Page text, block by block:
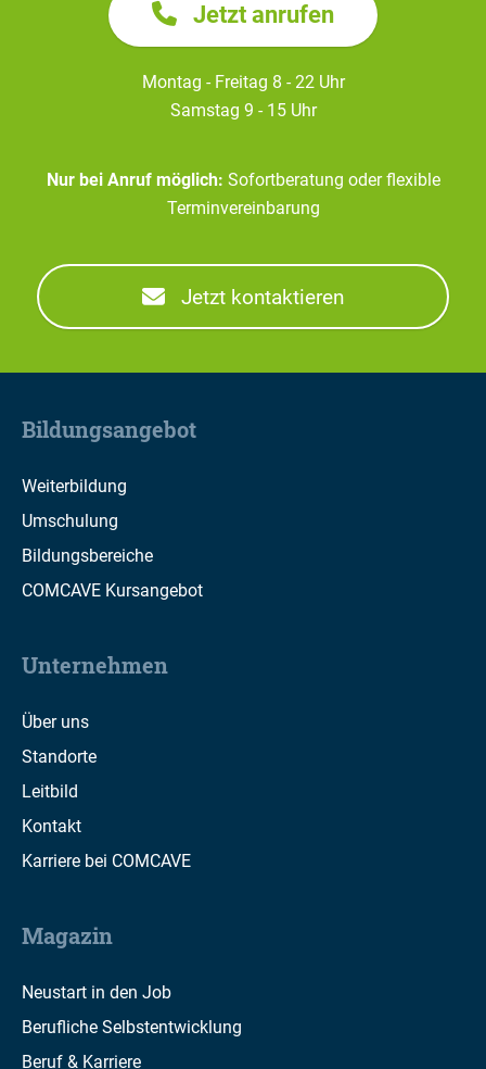
Jetzt anrufen
Montag - Freitag 8 - 22 Uhr
Samstag 9 - 15 Uhr
Nur bei Anruf möglich: Sofortberatung oder flexible
Terminvereinbarung
Jetzt kontaktieren
Bildungsangebot
Weiterbildung
Umschulung
Bildungsbereiche
COMCAVE Kursangebot
Unternehmen
Über uns
Standorte
Leitbild
Kontakt
Karriere bei COMCAVE
Magazin
Neustart in den Job
Berufliche Selbstentwicklung
Beruf & Karriere